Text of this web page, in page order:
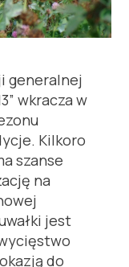
generalnej
wkracza w
Kilkoro
szanse
na
jest
do